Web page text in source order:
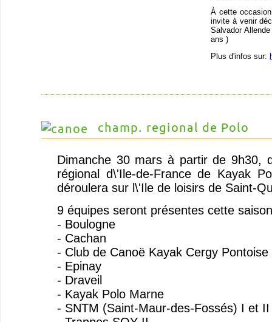
À cette
invite à venir
Salvador
ans )
Plus d'infos sur:
champ. regional de Polo
Dimanche 30 mars à partir de 9h30,
régional d\'Ile-de-France de Kayak
déroulera sur l\'Ile de loisirs de Saint-
9 équipes seront présentes cette
- Boulogne
- Cachan
- Club de Canoë Kayak Cergy Pontoise
- Epinay
- Draveil
- Kayak Polo Marne
- SNTM (Saint-Maur-des-Fossés) I et II